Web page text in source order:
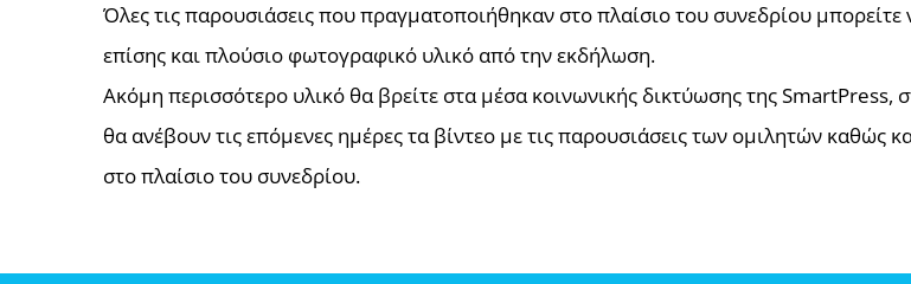
Όλες τις παρουσιάσεις που πραγματοποιήθηκαν στο πλαίσιο του συνεδρίου
επίσης και πλούσιο φωτογραφικό υλικό από την εκδήλωση.
Ακόμη περισσότερο υλικό θα βρείτε στα μέσα κοινωνικής δικτύωσης της
θα ανέβουν τις επόμενες ημέρες τα βίντεο με τις παρουσιάσεις των ομιλητών καθώς
στο πλαίσιο του συνεδρίου.